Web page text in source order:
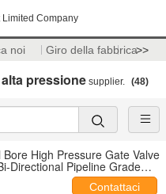
Company
noi Giro della fabbrica>>
pressione supplier. (48)
High Pressure Gate Valve
Directional Pipeline Grade
Contattaci